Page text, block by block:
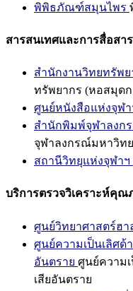
พิพิธภัณฑ์สมุนไพร
สารสนเทศและการสื่อสาร
สำนักงานวิทยทรัพ
ทรัพยากร (หอสมุดก
ศูนย์หนังสือแห่งจุฬา
สำนักพิมพ์จุฬาลงก
จุฬาลงกรณ์มหาวิท
สถานีวิทยุแห่งจุฬาฯ
บริการตรวจวิเคราะห์คุณ
ศูนย์วิทยาศาสตร์ฮา
ศูนย์ความเป็นเลิศด้
อันตราย ศูนย์ความ
เสียอันตราย